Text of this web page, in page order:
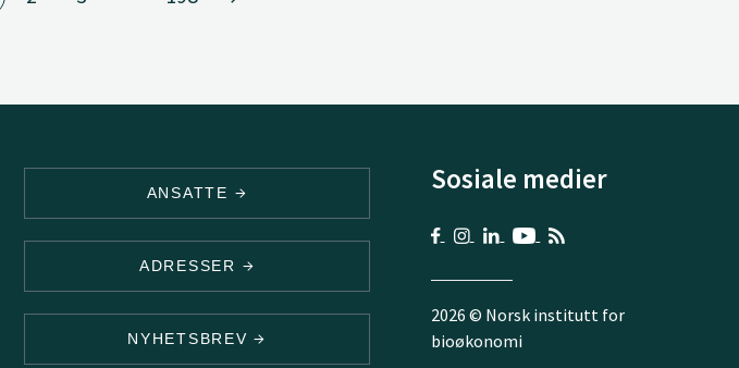
ANSATTE
ADRESSER
NYHETSBREV
Sosiale medier
2026 © Norsk institutt for
bioøkonomi